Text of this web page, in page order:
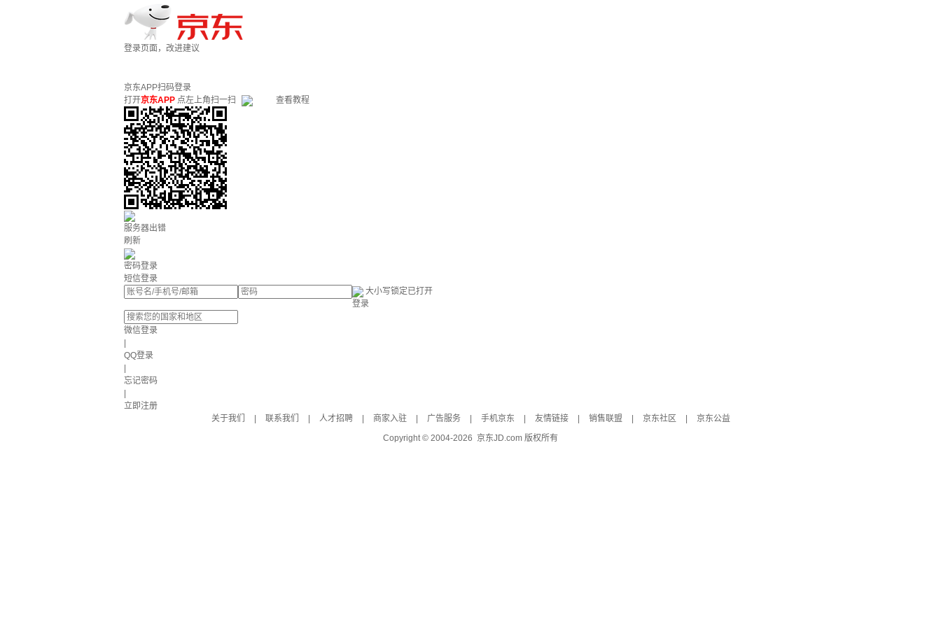
登录页面，改进建议
京东APP扫码登录
打开京东APP 点左上角扫一扫 查看教程
服务器出错
刷新
密码登录
短信登录
大小写锁定已打开
登录
微信登录
QQ登录
忘记密码
立即注册
关于我们
联系我们 人才招聘 商家入驻 广告服务 手机京东 友情链接 销售联盟 京东社区
京东公益
Copyright © 2004-2026 京东JD.com 版权所有